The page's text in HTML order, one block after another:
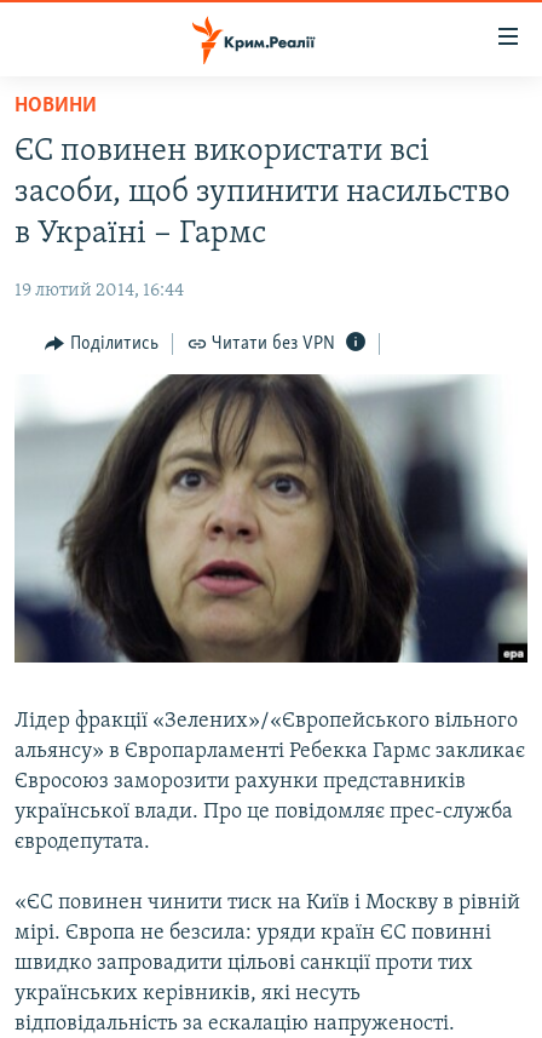
Перейти
основного
матеріалу
Перейти
до
основної
Перейти
ВОДА.КРИМ
ВІДЕО ТА ФОТО
БЛОГИ
ПОГЛЯД
ВСЕ ЗА ДЕНЬ
СПЕЦПРОЕКТИ
ДЕПОРТАЦІЯ
ВІДЕОУРОКИ «ELIFBE»
СВІДЧЕННЯ ОКУПАЦІЇ
УКРАЇНСЬКА ПРОБЛЕМА КРИМУ
ЯК ОБІЙТИ БЛОКУВАННЯ
Русский
Qırımtatar
Усі сайти RFE/RL
НОВИНИ
ЄС повинен використати всі
засоби, щоб зупинити насильство
в Україні − Гармс
19 лютий 2014, 16:44
Поділитись Читати без VPN
Лідер фракції «Зелених»/«Європейського вільного
альянсу» в Європарламенті Ребекка Гармс закликає
Євросоюз заморозити рахунки представників
української влади. Про це повідомляє прес-служба
євродепутата.
«ЄС повинен чинити тиск на Київ і Москву в рівній
мірі. Європа не безсила: уряди країн ЄС повинні
швидко запровадити цільові санкції проти тих
українських керівників, які несуть
відповідальність за ескалацію напруженості.